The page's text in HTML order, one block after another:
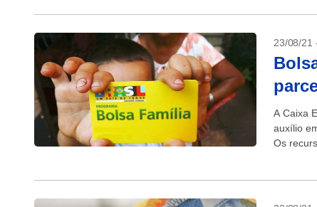
23/08/21
A Caixa
auxílio
Os